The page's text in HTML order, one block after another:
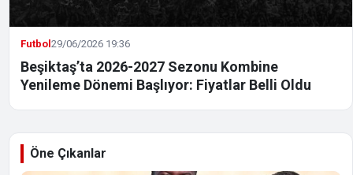
Futbol29/06/2026 19:36
Beşiktaş’ta 2026-2027 Sezonu Kombine
Yenileme Dönemi Başlıyor: Fiyatlar Belli Oldu
Öne Çıkanlar